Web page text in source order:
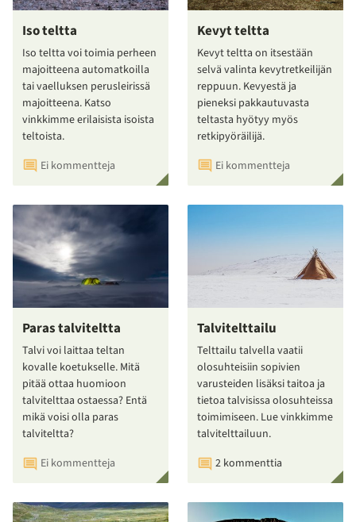
Iso teltta
Iso teltta voi toimia perheen
majoitteena automatkoilla
tai vaelluksen perusleirissä
majoitteena. Katso
vinkkimme erilaisista isoista
teltoista.
Ei kommentteja
Kevyt teltta
Kevyt teltta on itsestään
selvä valinta kevytretkeilijän
reppuun. Kevyestä ja
pieneksi pakkautuvasta
teltasta hyötyy myös
retkipyöräilijä.
Ei kommentteja
Paras talviteltta
Talvi voi laittaa teltan
kovalle koetukselle. Mitä
pitää ottaa huomioon
talvitelttaa ostaessa? Entä
mikä voisi olla paras
talviteltta?
Ei kommentteja
Talvitelttailu
Telttailu talvella vaatii
olosuhteisiin sopivien
varusteiden lisäksi taitoa ja
tietoa talvisissa olosuhteissa
toimimiseen. Lue vinkkimme
talvitelttailuun.
2 kommenttia